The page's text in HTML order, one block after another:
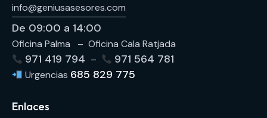
info@geniusasesores.com
De 09:00 a 14:00
Oficina Palma – Oficina Cala Ratjada
971 419 794 – 971 564 781
Urgencias 685 829 775
Enlaces